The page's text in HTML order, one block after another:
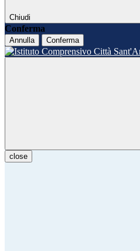
Chiudi
Conferma
Annulla Conferma
close